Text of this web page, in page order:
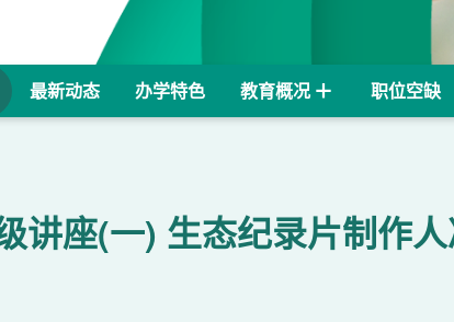
最新动态 办学特色 教育概况 职位空缺
讲座(一) 生态纪录片制作